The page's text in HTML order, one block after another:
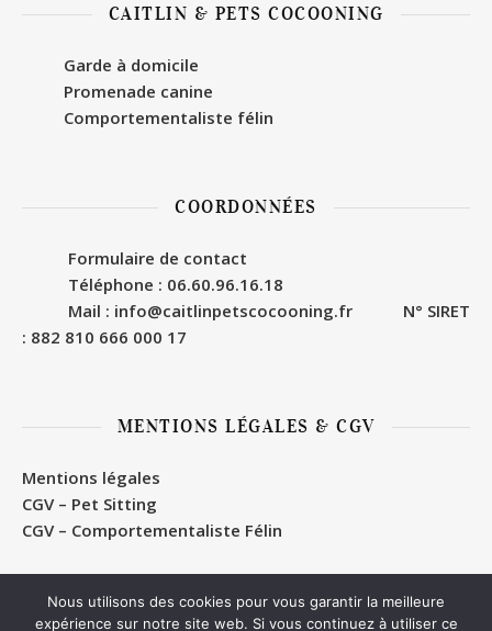
CAITLIN & PETS COCOONING
Garde à domicile
Promenade canine
Comportementaliste félin
COORDONNÉES
Formulaire de contact
Téléphone : 06.60.96.16.18
Mail : info@caitlinpetscocooning.fr N° SIRET
: 882 810 666 000 17
MENTIONS LÉGALES & CGV
Mentions légales
CGV – Pet Sitting
CGV – Comportementaliste Félin
Nous utilisons des cookies pour vous garantir la meilleure
expérience sur notre site web. Si vous continuez à utiliser ce